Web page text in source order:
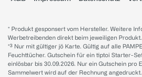
* Produkt gesponsert vom Hersteller. Weitere
Werbetreibenden direkt beim jeweiligen Produkt.
*³ Nur mit gültiger jö Karte. Gültig auf alle
Feuchttücher. Gutschein für ein tiptoi Starter-
einlösbar bis 30.09.2026. Nur ein Gutschein pro
Sammelwert wird auf der Rechnung